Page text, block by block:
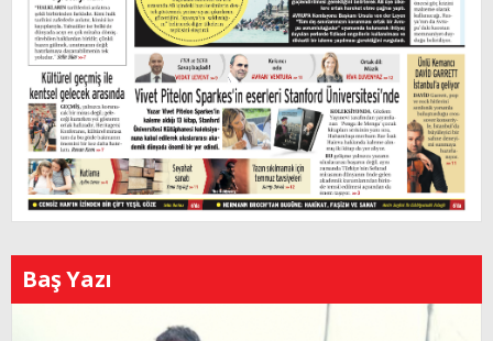
Baş Yazı